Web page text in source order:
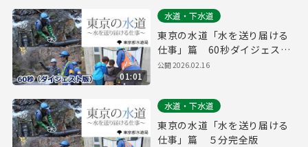
01:01
水道・下水道
東京の水道「水を送り届ける
仕事」篇 60秒ダイジェスト
版
公開2026.02.16
水道・下水道
東京の水道「水を送り届ける
仕事」篇 ５分完全版